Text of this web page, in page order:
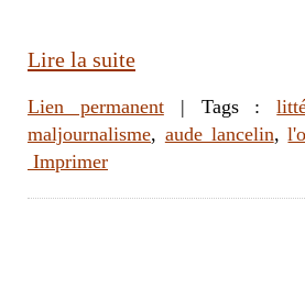
Lire la suite
Lien permanent| Tags :
maljournalisme, aude lancelin,
Imprimer